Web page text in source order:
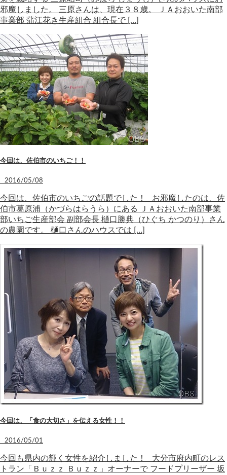
邪魔しました。 三原さんは、現在３８歳。 ＪＡおおいた南部
事業部 蒲江花き生産組合 組合長で […]
今回は、佐伯市のいちご！！
2016/05/08
今回は、佐伯市のいちごの話題でした！ お邪魔したのは、佐
伯市葛原浦（かづらはらうら）にある ＪＡおおいた南部事業
部いちご生産部会 副部会長 樋口勝典（ひぐち かつのり）さん
の農園です。 樋口さんのハウスでは […]
今回は、「食の大切さ」を伝える女性！！
2016/05/01
今回も県内の輝く女性を紹介しました！ 大分市府内町のレス
トラン「Ｂｕｚｚ Ｂｕｚｚ」オーナーで フードプリーザー 坂